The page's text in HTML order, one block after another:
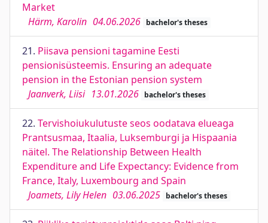
Market
Härm, Karolin 04.06.2026 bachelor's theses
21. Piisava pensioni tagamine Eesti
pensionisüsteemis. Ensuring an adequate
pension in the Estonian pension system
Jaanverk, Liisi 13.01.2026 bachelor's theses
22. Tervishoiukulutuste seos oodatava elueaga
Prantsusmaa, Itaalia, Luksemburgi ja Hispaania
näitel. The Relationship Between Health
Expenditure and Life Expectancy: Evidence from
France, Italy, Luxembourg and Spain
Joamets, Lily Helen 03.06.2025 bachelor's theses